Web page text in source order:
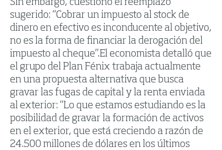
Sin embargo, cuestionó el reemplazo
sugerido: “Cobrar un impuesto al stock de
dinero en efectivo es inconducente al objetivo,
no es la forma de financiar la derogación del
impuesto al cheque”.El economista detalló que
el grupo del Plan Fénix trabaja actualmente
en una propuesta alternativa que busca
gravar las fugas de capital y la renta enviada
al exterior: “Lo que estamos estudiando es la
posibilidad de gravar la formación de activos
en el exterior, que está creciendo a razón de
24.500 millones de dólares en los últimos